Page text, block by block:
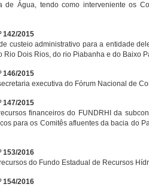
de Água, tendo como interveniente os
142/2015
custeio administrativo para a entidade
Rio Dois Rios, do rio Piabanha e do Baixo
146/2015
executiva do Fórum Nacional de
147/2015
financeiros do FUNDRHI da
para os Comitês afluentes da bacia do
153/2016
do Fundo Estadual de Recursos
154/2016